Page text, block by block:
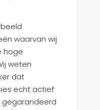
waarvan wij
hoge
weten
dat
echt actief